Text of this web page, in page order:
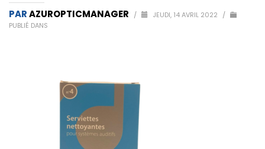
PARAZUROPTICMANAGER / JEUDI, 14 AVRIL 2022
/
PUBLIÉ DANS